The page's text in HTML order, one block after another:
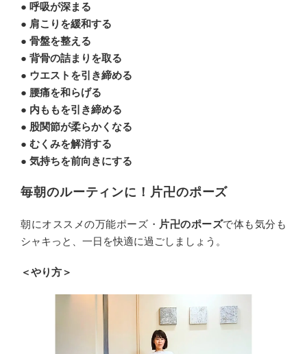
● 呼吸が深まる
● 肩こりを緩和する
● 骨盤を整える
● 背骨の詰まりを取る
● ウエストを引き締める
● 腰痛を和らげる
● 内ももを引き締める
● 股関節が柔らかくなる
● むくみを解消する
● 気持ちを前向きにする
毎朝のルーティンに！片卍のポーズ
朝にオススメの万能ポーズ・ 片卍のポーズで体も気分も
シャキっと、一日を快適に過ごしましょう。
＜やり方＞